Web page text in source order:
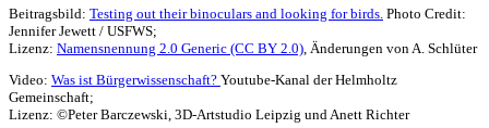
Beitragsbild: Testing out their binoculars and looking for birds. Photo Credit:
Jennifer Jewett / USFWS;
Lizenz: Namensnennung 2.0 Generic (CC BY 2.0) , Änderungen von A. Schlüter
Video: Was ist Bürgerwissenschaft? Youtube-Kanal der Helmholtz
Gemeinschaft;
Lizenz: ©Peter Barczewski, 3D-Artstudio Leipzig und Anett Richter